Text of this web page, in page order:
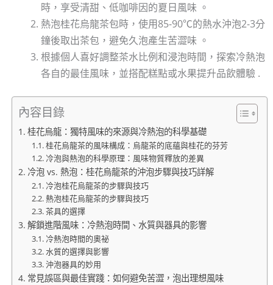
時，享受清甜、低咖啡因的夏日風味 。
熱泡桂花烏龍茶包時，使用85-90℃的熱水沖泡2-3分
鐘後取出茶包，避免久泡產生苦澀味 。
根據個人喜好調整茶水比例和浸泡時間，探索冷熱泡
各自的最佳風味，並搭配糕點或水果提升品飲體驗 .
內容目錄
桂花烏龍：獨特風味的來源與冷熱泡的科學基礎
桂花烏龍茶的風味構成：烏龍茶的底蘊與桂花的芬芳
冷泡與熱泡的科學原理：風味物質釋放的差異
冷泡 vs. 熱泡：桂花烏龍茶的沖泡步驟與技巧詳解
冷泡桂花烏龍茶的步驟與技巧
熱泡桂花烏龍茶的步驟與技巧
茶具的選擇
解鎖進階風味：冷熱泡時間、水質與器具的影響
冷熱泡時間的奧祕
水質的選擇與影響
沖泡器具的妙用
常見誤區與最佳實踐：如何避免苦澀，泡出理想風味